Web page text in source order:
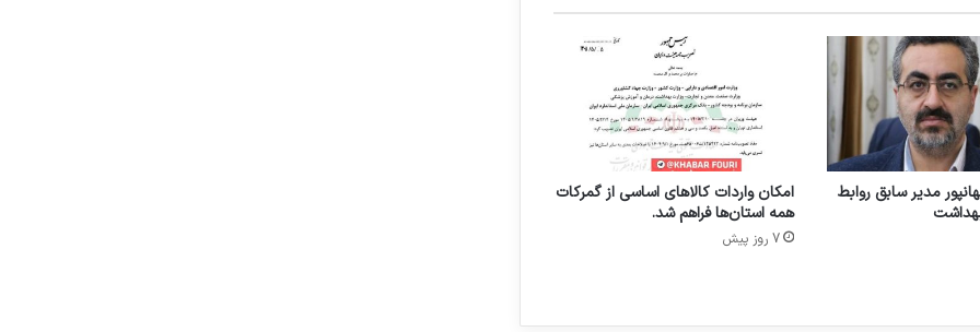
ج
و
م
ح
د
و
د
ی
مدیر سابق روابط
امکان واردات کالاهای اساسی از گمرکات
همه استان‌ها فراهم شد.
7 روز پیش